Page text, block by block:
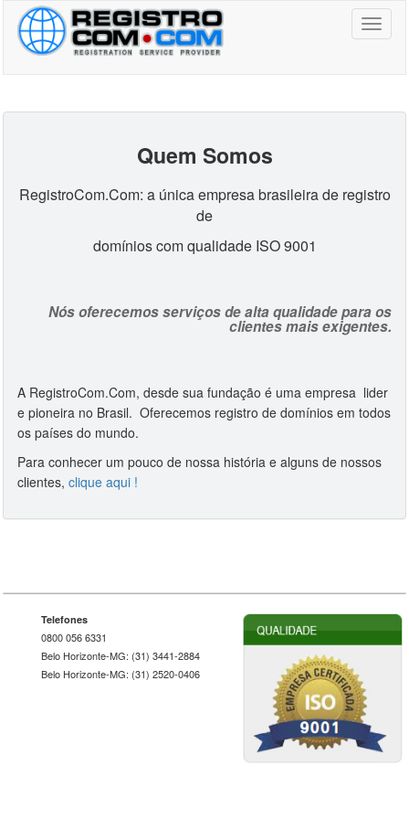
Toggle
Quem Somos
RegistroCom.Com: a única empresa brasileira de registro
de
domínios com qualidade ISO 9001
Nós oferecemos serviços de alta qualidade para os
clientes mais exigentes.
A RegistroCom.Com, desde sua fundação é uma empresa lider
e pioneira no Brasil. Oferecemos registro de domínios em todos
os países do mundo.
Para conhecer um pouco de nossa história e alguns de nossos
clientes, clique aqui !
Telefones
0800 056 6331
Belo Horizonte-MG: (31) 3441-2884
Belo Horizonte-MG: (31) 2520-0406